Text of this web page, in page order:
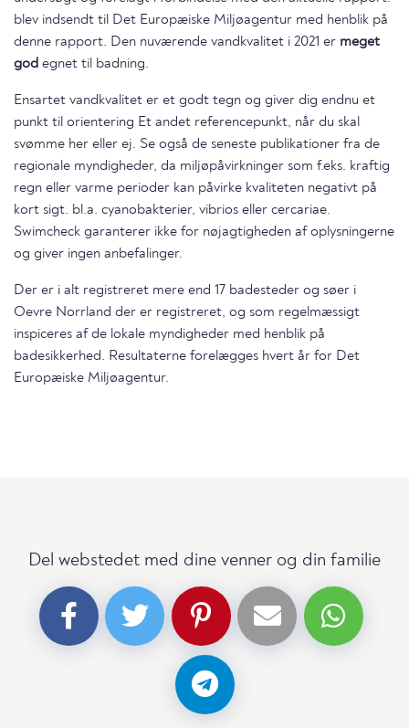
blev indsendt til Det Europæiske Miljøagentur med henblik på
denne rapport. Den nuværende vandkvalitet i 2021 er meget
god egnet til badning.
Ensartet vandkvalitet er et godt tegn og giver dig endnu et
punkt til orientering Et andet referencepunkt, når du skal
svømme her eller ej. Se også de seneste publikationer fra de
regionale myndigheder, da miljøpåvirkninger som f.eks. kraftig
regn eller varme perioder kan påvirke kvaliteten negativt på
kort sigt. bl.a. cyanobakterier, vibrios eller cercariae.
Swimcheck garanterer ikke for nøjagtigheden af oplysningerne
og giver ingen anbefalinger.
Der er i alt registreret mere end 17 badesteder og søer i
Oevre Norrland der er registreret, og som regelmæssigt
inspiceres af de lokale myndigheder med henblik på
badesikkerhed. Resultaterne forelægges hvert år for Det
Europæiske Miljøagentur.
Del webstedet med dine venner og din familie